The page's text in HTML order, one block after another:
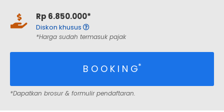
Rp 6.850.000*
Diskon khusus
*Harga sudah termasuk pajak
B O O K I N G*
*Dapatkan brosur & formulir pendaftaran.